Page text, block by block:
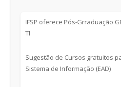
IFSP oferece Pós-Grraduação
TI
Sugestão de Cursos gratuitos
Sistema de Informação (EAD)